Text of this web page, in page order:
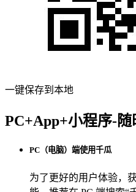
一键保存到本地
PC+App+小程序-
PC（电脑）端使用千瓜
为了更好的用户体验，